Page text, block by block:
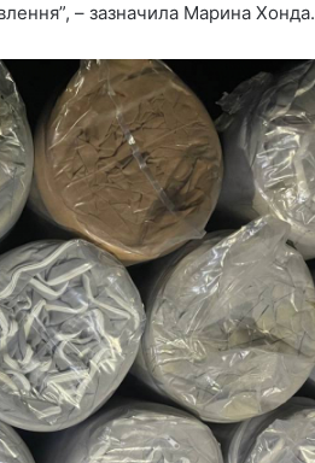
– зазначила Марина Хонда.